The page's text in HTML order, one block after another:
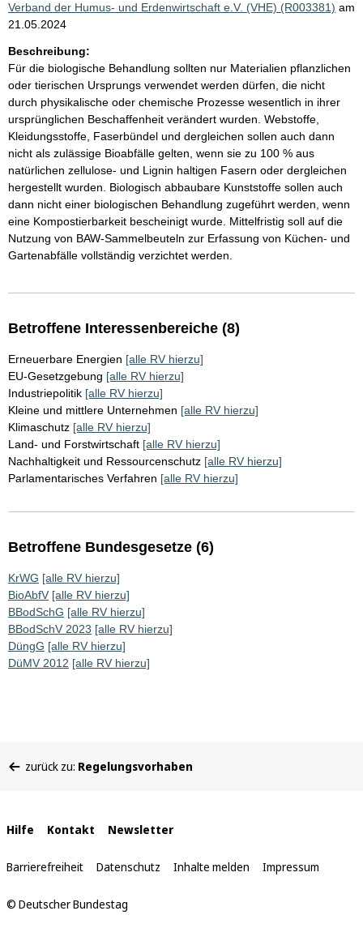
Verband der Humus- und Erdenwirtschaft e.V. (VHE) (R003381) am
21.05.2024
Beschreibung:
Für die biologische Behandlung sollten nur Materialien pflanzlichen
oder tierischen Ursprungs verwendet werden dürfen, die nicht
durch physikalische oder chemische Prozesse wesentlich in ihrer
ursprünglichen Beschaffenheit verändert wurden. Webstoffe,
Kleidungsstoffe, Faserbündel und dergleichen sollen auch dann
nicht als zulässige Bioabfälle gelten, wenn sie zu 100 % aus
natürlichen zellulose- und Lignin haltigen Fasern oder dergleichen
hergestellt wurden. Biologisch abbaubare Kunststoffe sollen auch
dann nicht einer biologischen Behandlung zugeführt werden, wenn
eine Kompostierbarkeit bescheinigt wurde. Mittelfristig soll auf die
Nutzung von BAW-Sammelbeuteln zur Erfassung von Küchen- und
Gartenabfälle vollständig verzichtet werden.
Betroffene Interessenbereiche (8)
Erneuerbare Energien [alle RV hierzu]
EU-Gesetzgebung [alle RV hierzu]
Industriepolitik [alle RV hierzu]
Kleine und mittlere Unternehmen [alle RV hierzu]
Klimaschutz [alle RV hierzu]
Land- und Forstwirtschaft [alle RV hierzu]
Nachhaltigkeit und Ressourcenschutz [alle RV hierzu]
Parlamentarisches Verfahren [alle RV hierzu]
Betroffene Bundesgesetze (6)
KrWG [alle RV hierzu]
BioAbfV [alle RV hierzu]
BBodSchG [alle RV hierzu]
BBodSchV 2023 [alle RV hierzu]
DüngG [alle RV hierzu]
DüMV 2012 [alle RV hierzu]
befinden
zurück zu: Regelungsvorhaben
Interne
Links
Hilfe Kontakt Newsletter
Barrierefreiheit Datenschutz Inhalte melden Impressum
© Deutscher Bundestag